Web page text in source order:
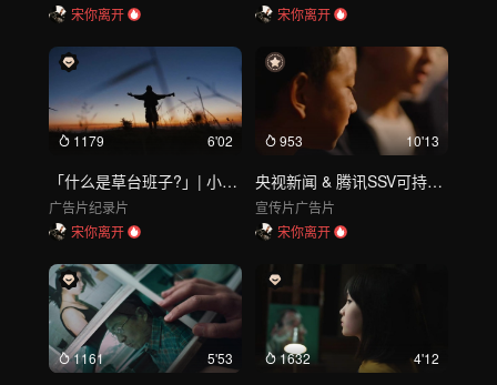
宋你离开
宋你离开
1179 6'02
「什么是草台班子?」| 小红书 x 余华
广告片纪录片
宋你离开
953 10'13
央视新闻 & 腾讯SSV可持续第二站《大人请回答》六一呈现
宣传片广告片
宋你离开
1161 5'53 1632 4'12